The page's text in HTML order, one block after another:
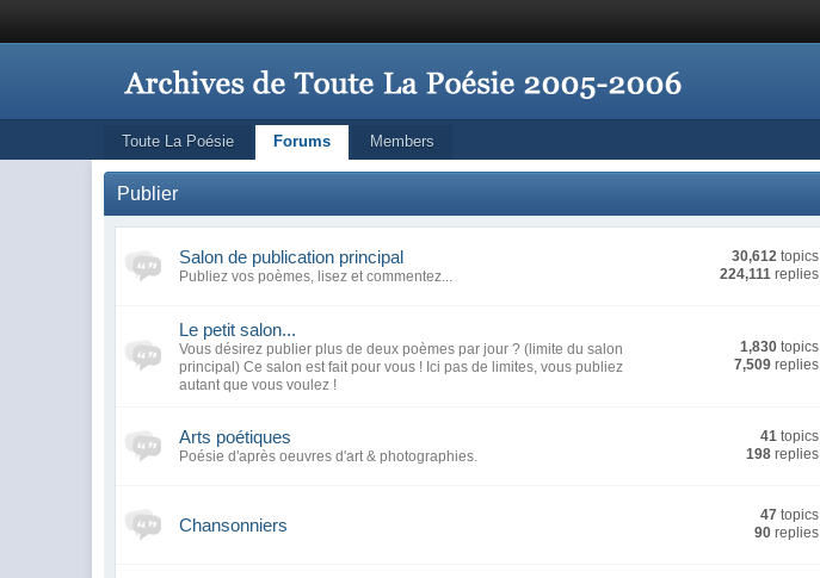
Toute La Poésie Forums Members
Publier
Salon de publication principal
Publiez vos poèmes, lisez et commentez...
30,612 topics
224,111 replies
Le petit salon...
Vous désirez publier plus de deux poèmes par jour ? (limite du salon
principal) Ce salon est fait pour vous ! Ici pas de limites, vous publiez
autant que vous voulez !
1,830 topics
7,509 replies
Arts poétiques
Poésie d'après oeuvres d'art & photographies.
41 topics
198 replies
Chansonniers 47 topics
90 replies